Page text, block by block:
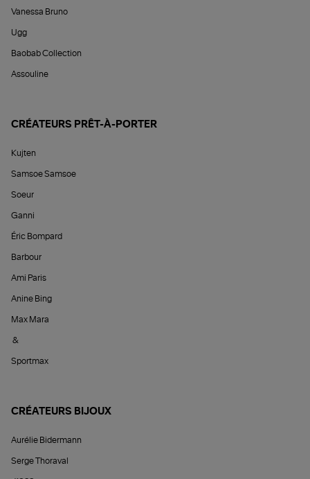
Vanessa Bruno
Ugg
Baobab Collection
Assouline
CRÉATEURS PRÊT-À-PORTER
Kujten
Samsoe Samsoe
Soeur
Ganni
Éric Bompard
Barbour
Ami Paris
Anine Bing
Max Mara
&
Sportmax
CRÉATEURS BIJOUX
Aurélie Bidermann
Serge Thoraval